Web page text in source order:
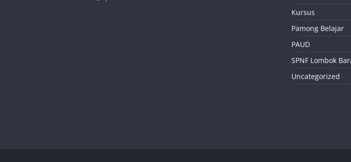
Kursus
Pamong Belajar
PAUD
SPNF Lombok
Uncategorized